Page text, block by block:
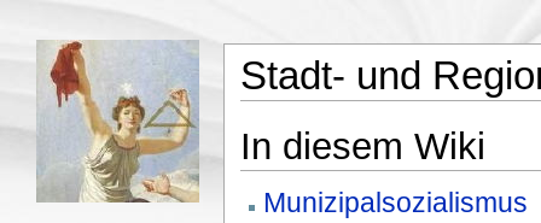
Stadt- und
In diesem Wiki
Munizipalsozialismus